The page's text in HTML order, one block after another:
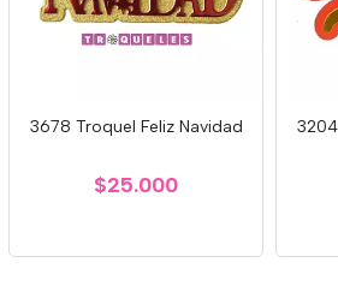
3678 Troquel Feliz Navidad
$25.000